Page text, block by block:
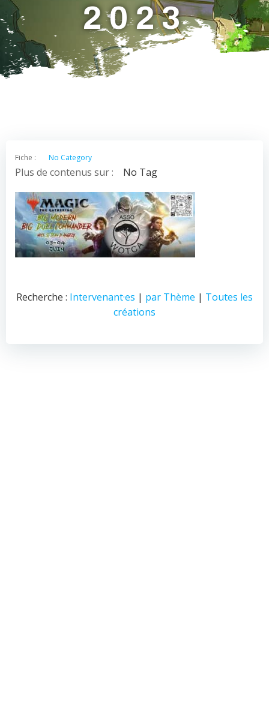
2023
Fiche : No Category
Plus de contenus sur : No Tag
Recherche : Intervenant·es | par Thème | Toutes les
créations